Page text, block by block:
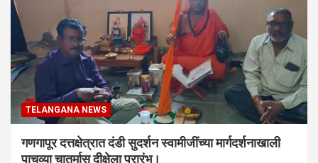
TELANGANA NEWS
गणगापूर दत्तक्षेत्रात दंडी सुदर्शन स्वामीजींच्या मार्गदर्शनाखाली
पाचव्या चातुर्मास दीक्षेला प्रारंभ।